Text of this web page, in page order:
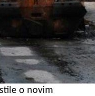
o novim